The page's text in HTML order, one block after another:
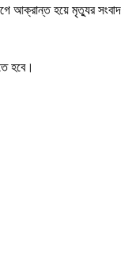
আক্রান্ত হয়ে মৃত্যুর সংবাদ
হবে।